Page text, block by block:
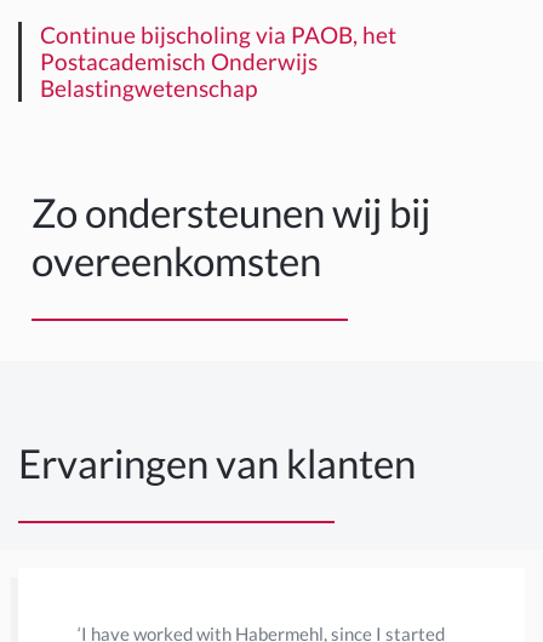
Zo ondersteunen wij bij
overeenkomsten
Continue bijscholing via PAOB, het
Postacademisch Onderwijs
Belastingwetenschap
Ervaringen van klanten
‘I have worked with Habermehl, since I started